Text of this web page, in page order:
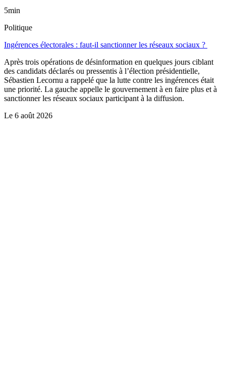
5min
Politique
Ingérences électorales : faut-il sanctionner les réseaux sociaux ?
Après trois opérations de désinformation en quelques jours ciblant
des candidats déclarés ou pressentis à l’élection présidentielle,
Sébastien Lecornu a rappelé que la lutte contre les ingérences était
une priorité. La gauche appelle le gouvernement à en faire plus et à
sanctionner les réseaux sociaux participant à la diffusion.
Le 6 août 2026